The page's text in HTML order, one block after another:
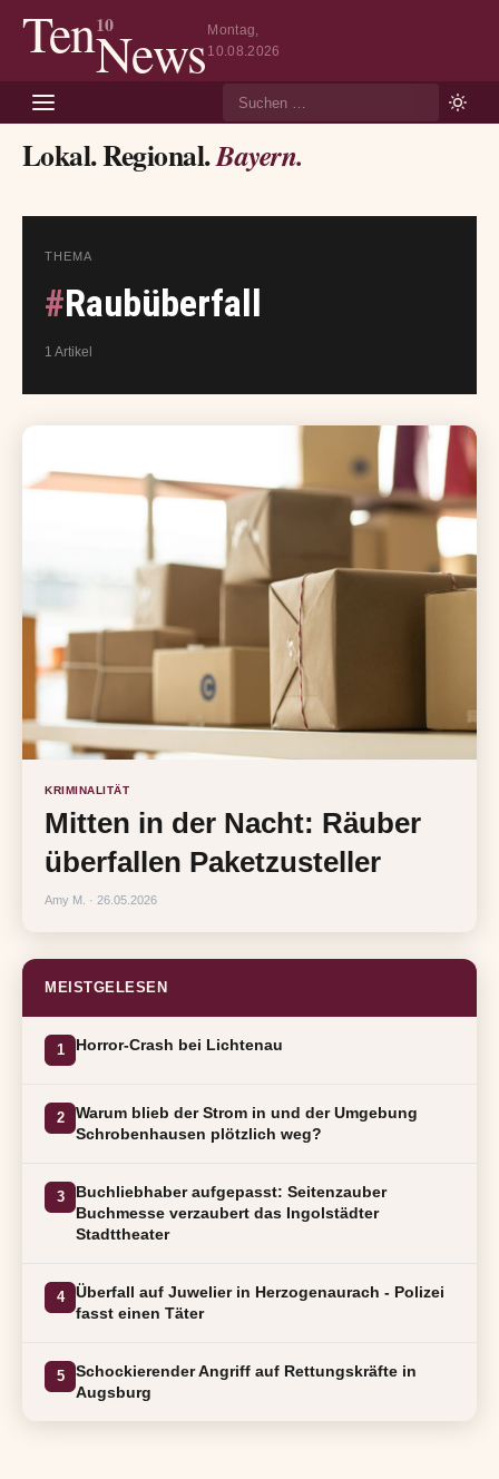
Ten10
News Montag,
10.08.2026
Lokal. Regional.Bayern.
THEMA
#Raubüberfall
1 Artikel
KRIMINALITÄT
Mitten in der Nacht: Räuber
überfallen Paketzusteller
Amy M. · 26.05.2026
MEISTGELESEN
1 Horror-Crash bei Lichtenau
2
Warum blieb der Strom in und der Umgebung
Schrobenhausen plötzlich weg?
3
Buchliebhaber aufgepasst: Seitenzauber
Buchmesse verzaubert das Ingolstädter
Stadttheater
4
Überfall auf Juwelier in Herzogenaurach - Polizei
fasst einen Täter
5
Schockierender Angriff auf Rettungskräfte in
Augsburg